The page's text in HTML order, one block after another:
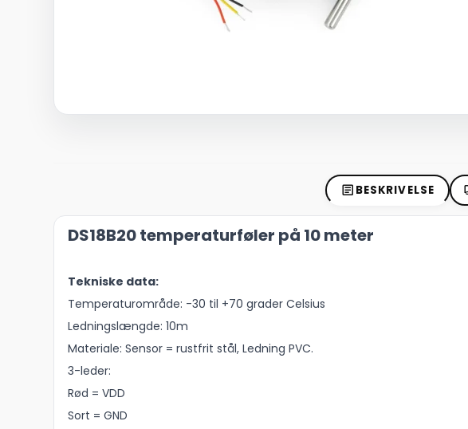
BESKRIVELSE
DS18B20 temperaturføler på 10 meter
Tekniske data:
Temperaturområde: -30 til +70 grader Celsius
Ledningslængde: 10m
Materiale: Sensor = rustfrit stål, Ledning PVC.
3-leder:
Rød = VDD
Sort = GND